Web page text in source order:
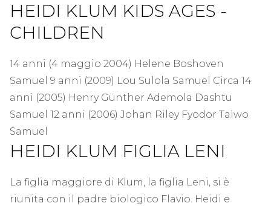
HEIDI KLUM KIDS AGES -
CHILDREN
14 anni (4 maggio 2004) Helene Boshoven
Samuel 9 anni (2009) Lou Sulola Samuel Circa 14
anni (2005) Henry Günther Ademola Dashtu
Samuel 12 anni (2006) Johan Riley Fyodor Taiwo
Samuel
HEIDI KLUM FIGLIA LENI
La figlia maggiore di Klum, la figlia Leni, si è
riunita con il padre biologico Flavio. Heidi e